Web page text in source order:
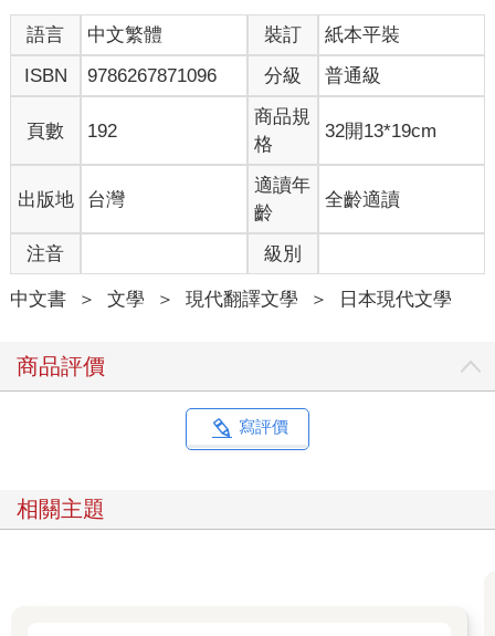
到那種年紀已經開始睡午覺。婚後三年，夫妻之間房事也日漸稀
少。
節子不時想起婚前和丈夫以外的男人唯一一次接吻。那是在避暑
地認識的同齡青年土屋。這次接吻雖然不見得算是一場遊戲，但
的確非常潦草，節子只記得慌張的男人那乾燥雙唇的輕輕一觸。
丈夫教導的接吻，如果與之相比，遠遠更多樣化。
那個青年的接吻，僅有一次，只是短暫一瞬，而且非常笨拙，反
而因此在節子的記憶中提高了那種重要性。每當節子無聊時，就
會在幻想中把丈夫教過的多樣化接吻一一套用在土屋身上，每次
都為之悚然退縮。當然那絕非愛情。節子心想，當時的我如果換
作現在的我，就可以教他更多東西了。那只不過是忠實的學生偶
爾產生變身為教師的幻想罷了。
節子雖有堅定的道德觀，但只能說她對幻想中的事物相當寬容。
此不管做什麼樣的夢，都不會因此羞愧。自己一個人做的夢，還
怕被誰看見！
節子婚後，和那個土屋也一再偶遇。他們在舞會相遇。在街上的
餐廳或咖啡廳見過。在飯店大廳或車站的候車室也曾不期而遇。
句。他那瘦削結實的體型，略顯蒼白的臉色，以及頗有抒情氣質
的嘴唇⋯⋯土屋和二十歲時完全沒變。外表乾淨，喜歡略帶頹廢
語言 中文繁體 裝訂
紙本平裝
ISBN
9786267871096 分級 普通級
頁數 192
商品規
格
32開13*19cm
出版地 台灣
適讀年
齡
全齡適讀
注音 級別
中文書 ＞ 文學 ＞ 現代翻譯文學 ＞ 日本現代文學
商品評價
寫評價
相關主題